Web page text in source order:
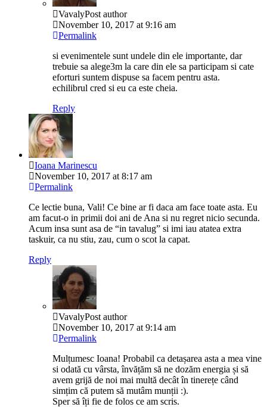
VavalyPost author
November 10, 2017 at 9:16 am
Permalink
si evenimentele sunt undele din ele importante, dar
trebuie sa alege3m la care din ele sa participam si cate
eforturi suntem dispuse sa facem pentru asta.
echilibrul cred si eu ca este cheia.
Reply
Ioana Marinescu
November 10, 2017 at 8:17 am
Permalink
Ce lectie buna, Vali! Ce bine ar fi daca am face toate asta. Eu
am facut-o in primii doi ani de Ana si nu regret nicio secunda.
Acum insa sunt asa de “in tavalug” si imi iau atatea extra
taskuir, ca nu stiu, zau, cum o scot la capat.
Reply
VavalyPost author
November 10, 2017 at 9:14 am
Permalink
Mulțumesc Ioana! Probabil ca detașarea asta a mea vine
si odată cu vârsta, învățăm să ne dozăm energia și să
avem grijă de noi mai multă decât în tinerețe când
simțim că putem să mutâm munții :).
Sper să îți fie de folos ce am scris.